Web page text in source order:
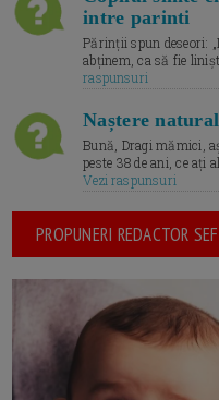
intre parinti
Părinții spun deseori:
abținem, ca să fie
raspunsuri
Naștere
Bună, Dragi mămici,
peste 38 de ani, ce ați
Vezi raspunsuri
PROPUNERI REDACTOR SEF